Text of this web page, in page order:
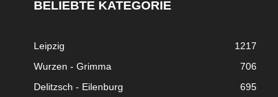
BELIEBTE KATEGORIE
Leipzig
1217
Wurzen - Grimma
706
Delitzsch - Eilenburg
695